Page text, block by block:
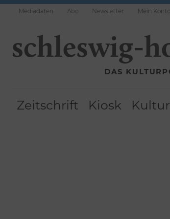
Mediadaten Abo Newsletter Mein Konto
schleswig-
DAS
Zeitschrift Kiosk